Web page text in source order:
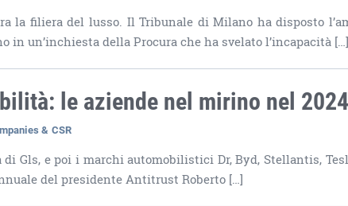
la filiera del lusso. Il Tribunale di Milano ha disposto
in un’inchiesta della Procura che ha svelato l’incapacità […]
le aziende nel mirino nel 2024
& CSR
Gls, e poi i marchi automobilistici Dr, Byd, Stellantis,
del presidente Antitrust Roberto […]